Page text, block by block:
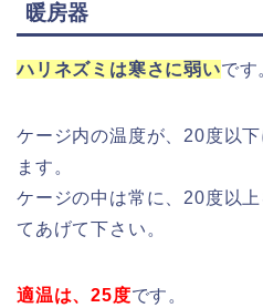
暖房器
ハリネズミは寒さに弱いです
ケージ内の温度が、20度以
ます。
ケージの中は常に、20度以
てあげて下さい。
適温は、25度です。